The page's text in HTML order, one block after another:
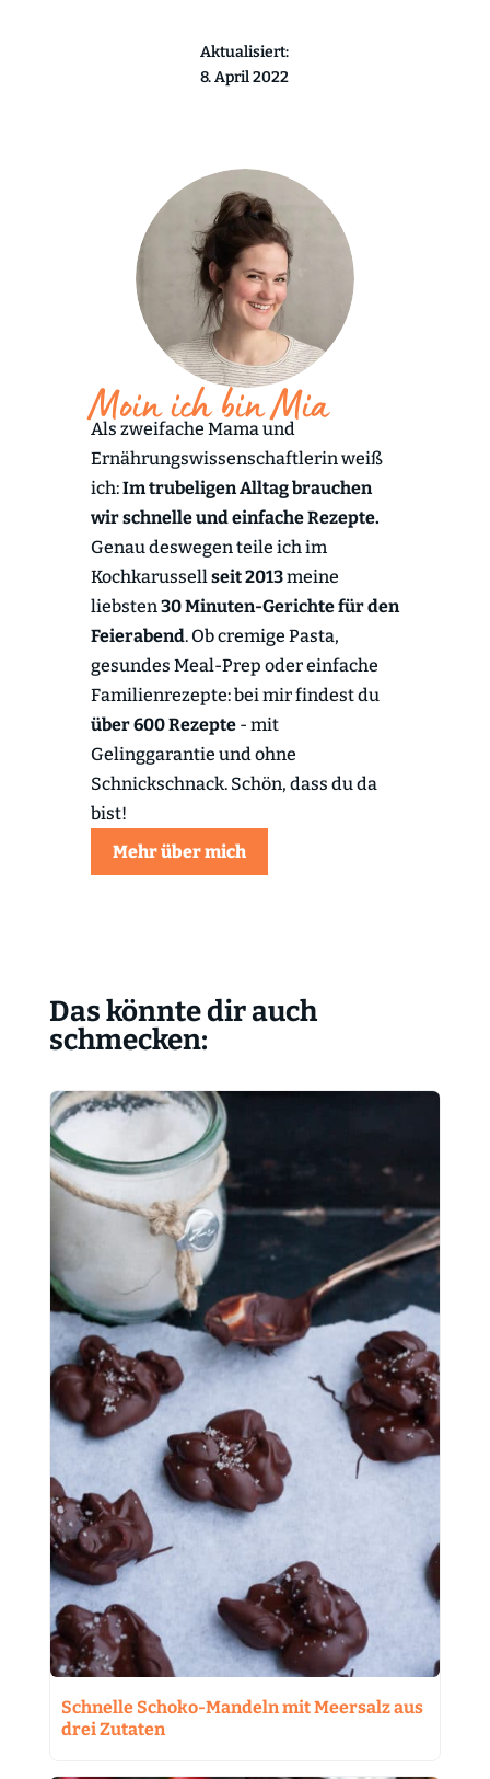
Aktualisiert:
8. April 2022
Moin ich bin Mia
Als zweifache Mama und
Ernährungswissenschaftlerin weiß
ich:Im trubeligen Alltag brauchen
wir schnelle und einfache Rezepte.
Genau deswegen teile ich im
Kochkarussellseit 2013meine
liebsten30 Minuten-Gerichte für den
Feierabend. Ob cremige Pasta,
gesundes Meal-Prep oder einfache
Familienrezepte: bei mir findest du
über 600 Rezepte- mit
Gelinggarantie und ohne
Schnickschnack. Schön, dass du da
bist!
Mehr über mich
Das könnte dir auch
schmecken:
Schnelle Schoko-Mandeln mit Meersalz aus
drei Zutaten